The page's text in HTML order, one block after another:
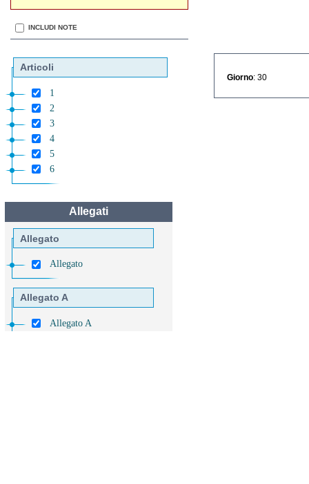
INCLUDI NOTE
Articoli
1
2
3
4
5
6
Allegati
Allegato
Allegato
Allegato A
Allegato A
Giorno : 30